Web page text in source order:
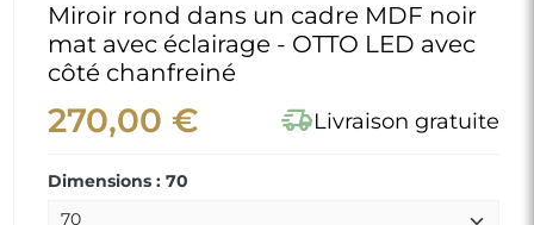
Miroir rond dans un cadre MDF noir
mat avec éclairage - OTTO LED avec
côté chanfreiné
270,00 € delivery_truck_speedLivraison gratuite
Dimensions : 70